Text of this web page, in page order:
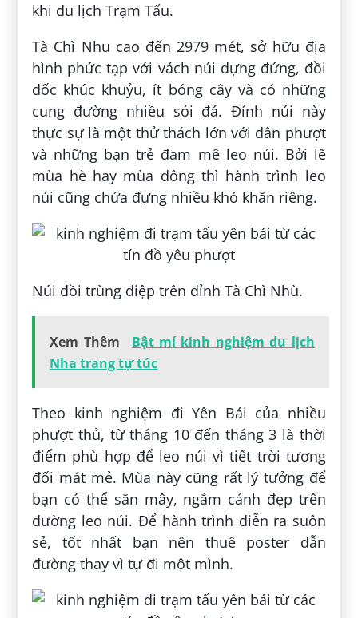
khi du lịch Trạm Tấu.
Tà Chì Nhu cao đến 2979 mét, sở hữu địa
hình phức tạp với vách núi dựng đứng, đồi
dốc khúc khuỷu, ít bóng cây và có những
cung đường nhiều sỏi đá. Đỉnh núi này
thực sự là một thử thách lớn với dân phượt
và những bạn trẻ đam mê leo núi. Bởi lẽ
mùa hè hay mùa đông thì hành trình leo
núi cũng chứa đựng nhiều khó khăn riêng.
Núi đồi trùng điệp trên đỉnh Tà Chì Nhù.
Xem Thêm
Bật mí kinh nghiệm du lịch
Nha trang tự túc
Theo kinh nghiệm đi Yên Bái của nhiều
phượt thủ, từ tháng 10 đến tháng 3 là thời
điểm phù hợp để leo núi vì tiết trời tương
đối mát mẻ. Mùa này cũng rất lý tưởng để
bạn có thể săn mây, ngắm cảnh đẹp trên
đường leo núi. Để hành trình diễn ra suôn
sẻ, tốt nhất bạn nên thuê poster dẫn
đường thay vì tự đi một mình.